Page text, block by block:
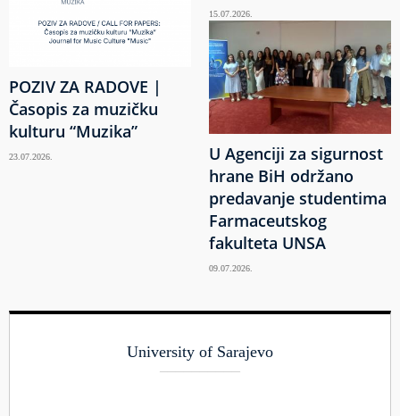
POZIV ZA RADOVE |
Časopis za muzičku
kulturu “Muzika”
23.07.2026.
15.07.2026.
U Agenciji za sigurnost
hrane BiH održano
predavanje studentima
Farmaceutskog
fakulteta UNSA
09.07.2026.
University of Sarajevo